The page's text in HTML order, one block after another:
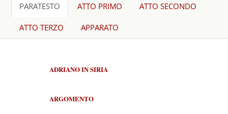
PARATESTO ATTO PRIMO ATTO SECONDO
ATTO TERZO APPARATO
ADRIANO IN SIRIA
ARGOMENTO